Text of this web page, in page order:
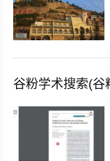
谷粉学术搜索(谷